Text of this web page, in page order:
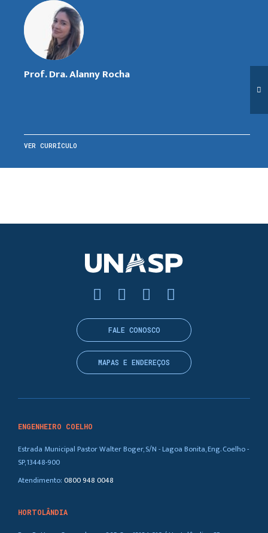
Prof. Dra. Alanny Rocha
VER CURRÍCULO
ENGENHEIRO COELHO
Estrada Municipal Pastor Walter Boger, S/N - Lagoa Bonita, Eng. Coelho -
SP, 13448-900
Atendimento:0800 948 0048
HORTOLÂNDIA
FALE CONOSCO
MAPAS E ENDEREÇOS